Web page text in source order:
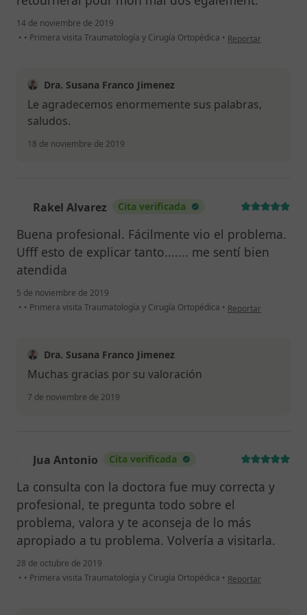
14 de noviembre de 2019
• • Primera visita Traumatología y Cirugía Ortopédica • en opinión del
Reportar
Dra. Susana Franco Jimenez
Le agradecemos enormemente sus palabras,
saludos.
18 de noviembre de 2019
Rakel Alvarez Cita verificada
Buena profesional. Fácilmente vio el problema.
Ufff esto de explicar tanto....... me sentí bien
atendida
5 de noviembre de 2019
• • Primera visita Traumatología y Cirugía Ortopédica • en opinión del
Reportar
Dra. Susana Franco Jimenez
Muchas gracias por su valoración
7 de noviembre de 2019
Jua Antonio Cita verificada
La consulta con la doctora fue muy correcta y
profesional, te pregunta todo sobre el
problema, valora y te aconseja de lo más
apropiado a tu problema. Volvería a visitarla.
28 de octubre de 2019
• • Primera visita Traumatología y Cirugía Ortopédica • en opinión del
Reportar